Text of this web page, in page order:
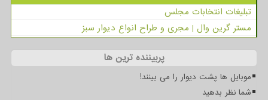
تبلیغات انتخابات مجلس
مستر گرین وال | مجری و طراح انواع دیوار سبز
پربیننده ترین ها
موبایل ها پشت دیوار را می بینند!
شما نظر بدهید